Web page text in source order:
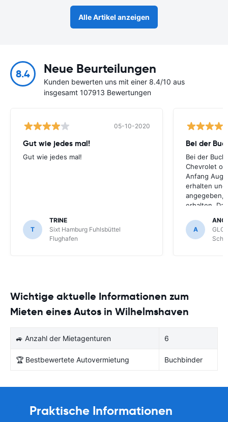
Alle Artikel anzeigen
8.4 Neue Beurteilungen
Kunden bewerten uns mit einer 8.4/10 aus
insgesamt 107913 Bewertungen
05-10-2020
Gut wie jedes mal!
Gut wie jedes mal!
T
TRINE
Sixt Hamburg Fuhlsbüttel
Flughafen
Bei der
Bei der
Chevrolet
Anfang
erhalten
angegeben,
erhalten.
optimal,
Schönefeld
A
Wichtige aktuelle Informationen zum
Mieten eines Autos in Wilhelmshaven
🚙 Anzahl der Mietagenturen 6
🏆 Bestbewertete Autovermietung Buchbinder
Praktische Informationen